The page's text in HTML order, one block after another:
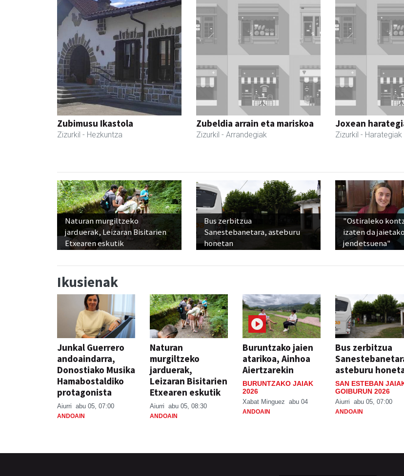
Zubimusu Ikastola
Zizurkil - Hezkuntza
Zubeldia arrain eta mariskoa
Zizurkil - Arrandegiak
Joxean
Zizurkil - Harategiak
Naturan murgiltzeko
jarduerak, Leizaran Bisitarien
Etxearen eskutik
Bus zerbitzua
Sanestebanetara, asteburu
honetan
"Ostiraleko
izaten da jaietako
jendetsuena"
Ikusienak
Junkal Guerrero
andoaindarra,
Donostiako Musika
Hamabostaldiko
protagonista
Aiurri abu 05, 07:00
ANDOAIN
Naturan
murgiltzeko
jarduerak,
Leizaran Bisitarien
Etxearen eskutik
Aiurri abu 05, 08:30
ANDOAIN
Buruntzako jaien
atarikoa, Ainhoa
Aiertzarekin
BURUNTZAKO JAIAK
2026
Xabat Minguez abu 04
ANDOAIN
Bus zerbitzua
asteburu
SAN ESTEBAN
GOIBURUN 2026
Aiurri abu 05, 07:00
ANDOAIN